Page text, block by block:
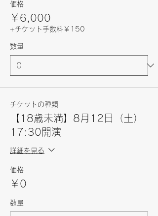
価格
￥6,000
+チケット手数料￥150
数量
チケットの種類
【18歳未満】8月12日（土）
17:30開演
詳細を見る
価格
￥0
数量